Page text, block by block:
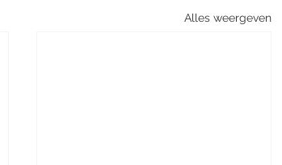
Alles weergeven